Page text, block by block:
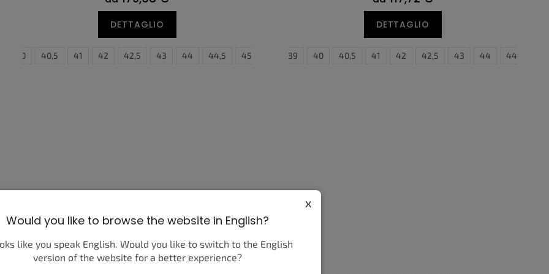
45,5 46 47 47,5
DETTAGLIO
40 40,5 41 42 42,5 43 44 44,5 45 47,5 48,5
DETTAGLIO
35,5 36,5 37,5 39 40 40,5 41 42 42,5 43 44 44,5
Would you like to browse the website in English?
x
like you speak English. Would you like to switch to the English
version of the website for a better experience?